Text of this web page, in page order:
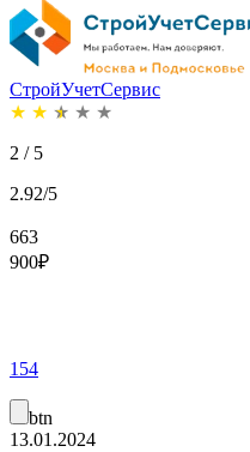
СтройУчетСервис
★ ★ ★ ★ ★
2 / 5
2.92/5
663
900₽
154
btn
13.01.2024